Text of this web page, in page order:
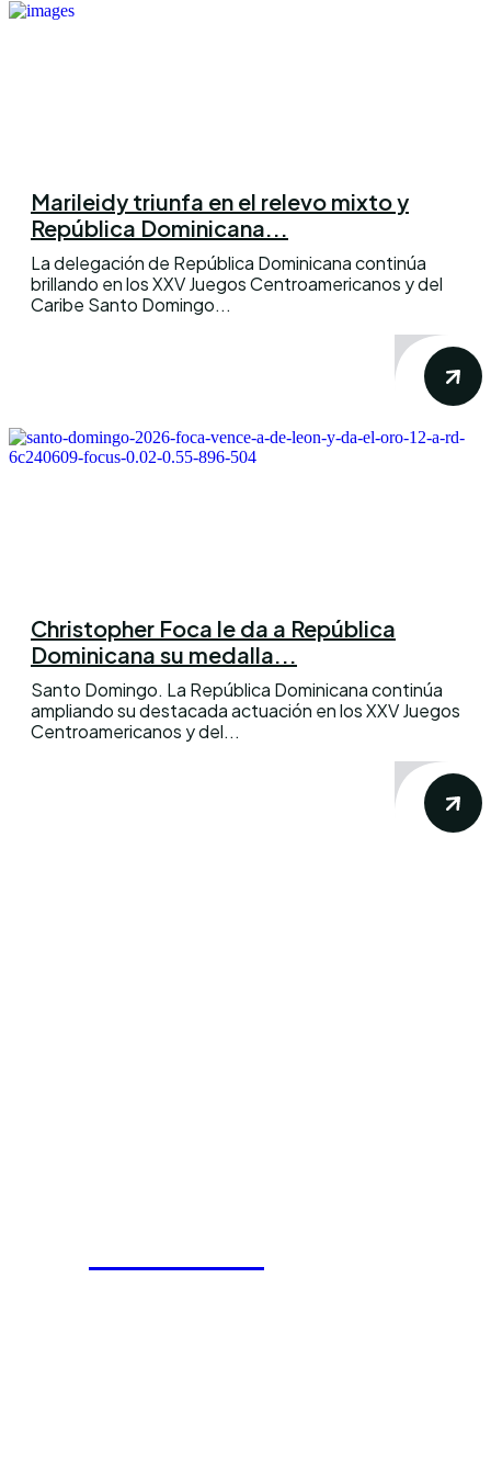
Marileidy triunfa en el relevo mixto y
República Dominicana...
La delegación de República Dominicana continúa
brillando en los XXV Juegos Centroamericanos y del
Caribe Santo Domingo...
Christopher Foca le da a República
Dominicana su medalla...
Santo Domingo. La República Dominicana continúa
ampliando su destacada actuación en los XXV Juegos
Centroamericanos y del...